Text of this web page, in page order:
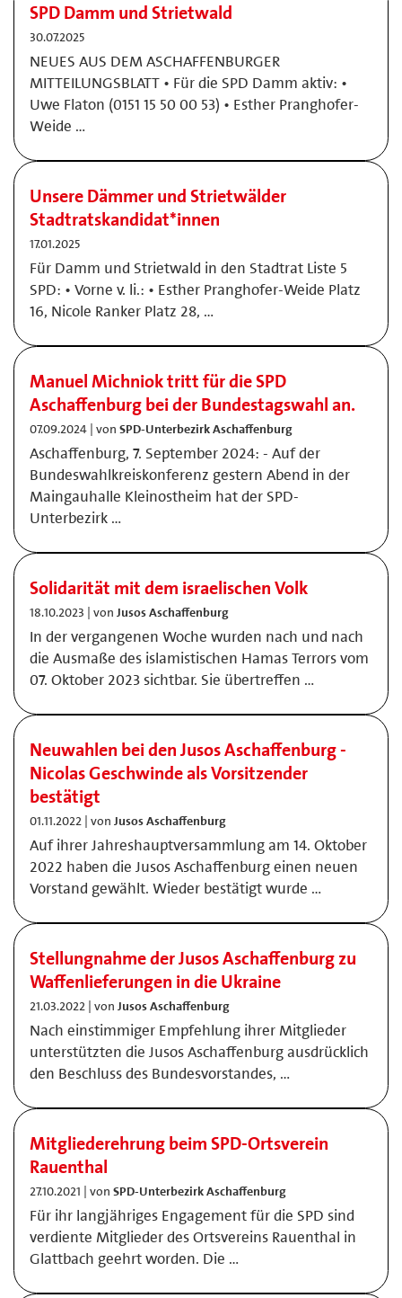
SPD Damm und Striet­wald
30.07.2025
NEUES AUS DEM ASCHAFFENBURGER
MITTEILUNGSBLATT • Für die SPD Damm aktiv: •
Uwe Fla­ton (0151 15 50 00 53) • Es­ther Prang­ho­fer-
Wei­de …
Unsere Dämmer und Strietwälder
Stadtratskandidat*innen
17.01.2025
Für Damm und Strietwald in den Stadtrat Liste 5
SPD: • Vorne v. li.: • Esther Pranghofer-Weide Platz
16, Nicole Ranker Platz 28, …
Manuel Michniok tritt für die SPD
Aschaffenburg bei der Bundestagswahl an.
07.09.2024 | von SPD-Unterbezirk Aschaffenburg
Aschaffenburg, 7. September 2024: - Auf der
Bundeswahlkreiskonferenz gestern Abend in der
Maingauhalle Kleinostheim hat der SPD-
Unterbezirk …
Solidarität mit dem israelischen Volk
18.10.2023 | von Jusos Aschaffenburg
In der vergangenen Woche wurden nach und nach
die Ausmaße des islamistischen Hamas Terrors vom
07. Oktober 2023 sichtbar. Sie übertreffen …
Neuwahlen bei den Jusos Aschaffenburg -
Nicolas Geschwinde als Vorsitzender
bestätigt
01.11.2022 | von Jusos Aschaffenburg
Auf ihrer Jahreshauptversammlung am 14. Oktober
2022 haben die Jusos Aschaffenburg einen neuen
Vorstand gewählt. Wieder bestätigt wurde …
Stellungnahme der Jusos Aschaffenburg zu
Waffenlieferungen in die Ukraine
21.03.2022 | von Jusos Aschaffenburg
Nach einstimmiger Empfehlung ihrer Mitglieder
unterstützten die Jusos Aschaffenburg ausdrücklich
den Beschluss des Bundesvorstandes, …
Mitgliederehrung beim SPD-Ortsverein
Rauenthal
27.10.2021 | von SPD-Unterbezirk Aschaffenburg
Für ihr langjähriges Engagement für die SPD sind
verdiente Mitglieder des Ortsvereins Rauenthal in
Glattbach geehrt worden. Die …